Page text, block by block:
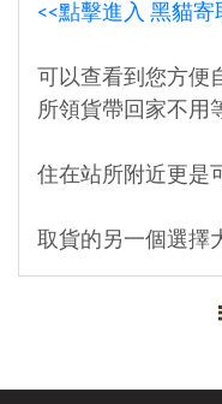
<<點擊進入 黑貓寄
可以查看到您方便
所領貨帶回家不用
住在站所附近更是
取貨的另一個選擇